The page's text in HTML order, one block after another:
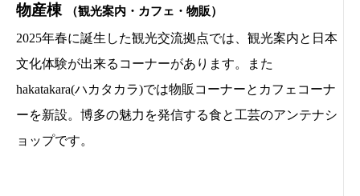
物産棟
（観光案内・カフェ・物販）
2025年春に誕生した観光交流拠点では、観光案内と日本
文化体験が出来るコーナーがあります。また
hakatakara(ハカタカラ)では物販コーナーとカフェコーナ
ーを新設。博多の魅力を発信する食と工芸のアンテナシ
ョップです。